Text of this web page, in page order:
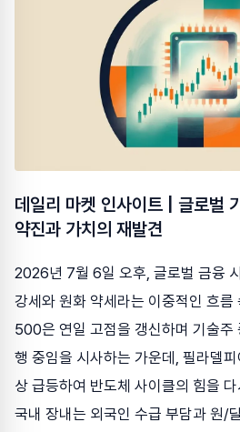
데일리 마켓 인사이트 | 글로벌
약진과 가치의 재발견
2026년 7월 6일 오후, 글로벌 금융
강세와 원화 약세라는 이중적인 흐
500은 연일 고점을 갱신하며 기술주
행 중임을 시사하는 가운데, 필라델
상 급등하여 반도체 사이클의 힘을
국내 장내는 외국인 수급 부담과 원/